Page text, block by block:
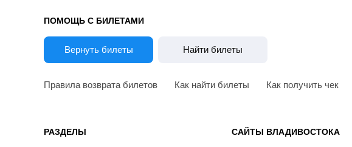
ПОМОЩЬ С БИЛЕТАМИ
Вернуть билеты Найти билеты
Правила возврата билетов Как найти билеты Как получить чек
РАЗДЕЛЫ САЙТЫ ВЛАДИВОСТОКА